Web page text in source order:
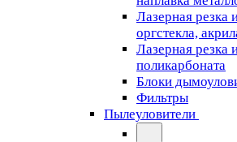
Лазерная резка
оргстекла,
Лазерная резка
поликарбоната
Блоки
Фильтры
Пылеуловители